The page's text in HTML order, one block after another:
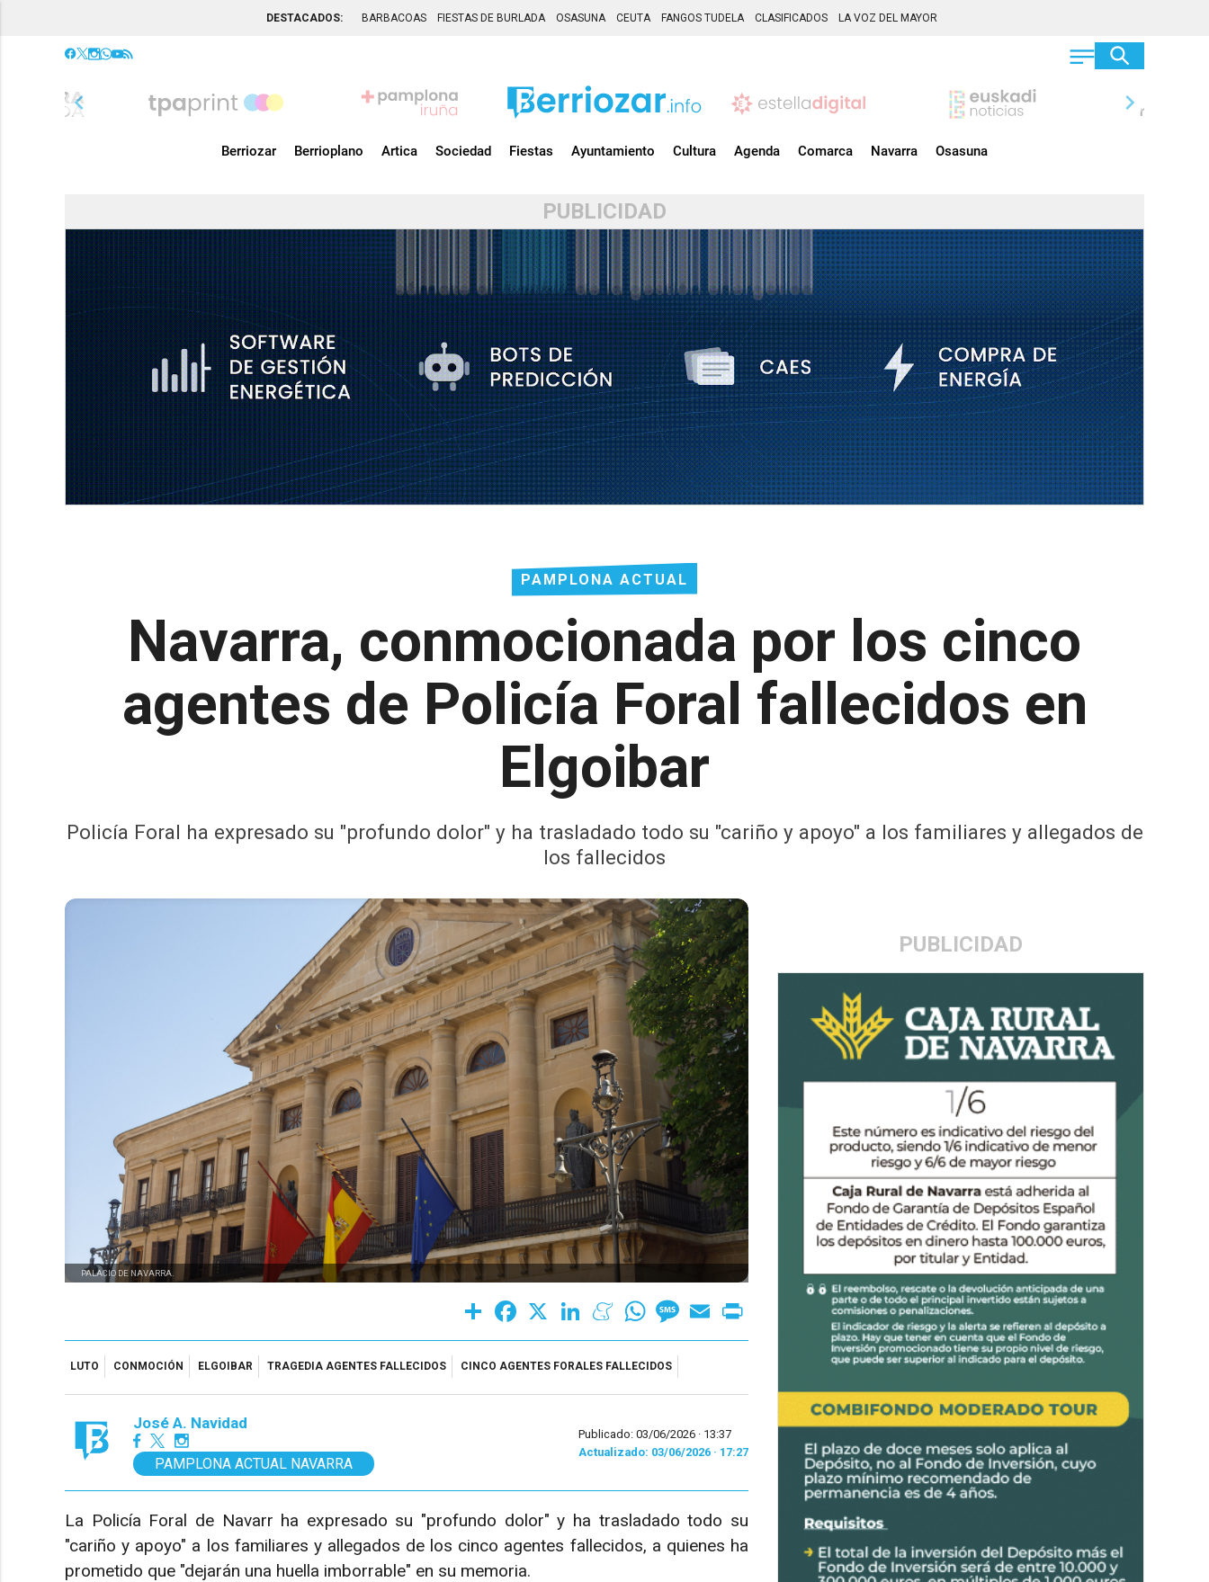
DESTACADOS: BARBACOAS FIESTAS DE BURLADA OSASUNA CEUTA FANGOS TUDELA CLASIFICADOS LA VOZ DEL MAYOR
chevron_left chevron_right
Berriozar Berrioplano Artica Sociedad Fiestas Ayuntamiento Cultura Agenda Comarca Navarra Osasuna
PUBLICIDAD
PAMPLONA ACTUAL
Navarra, conmocionada por los cinco
agentes de Policía Foral fallecidos en
Elgoibar
Policía Foral ha expresado su "profundo dolor" y ha trasladado todo su "cariño y apoyo" a los familiares y allegados de
los fallecidos
PUBLICIDAD
PALACIO DE NAVARRA.
Share Facebook LinkedInMeneameWhatsAppMessage
Email
LUTO CONMOCIÓN ELGOIBAR TRAGEDIA AGENTES FALLECIDOS CINCO AGENTES FORALES FALLECIDOS
José A. Navidad
PAMPLONA ACTUAL NAVARRA
Publicado: 03/06/2026 · 13:37
Actualizado: 03/06/2026 · 17:27
La Policía Foral de Navarr ha expresado su "profundo dolor" y ha trasladado todo su
"cariño y apoyo" a los familiares y allegados de los cinco agentes fallecidos, a quienes ha
prometido que "dejarán una huella imborrable" en su memoria.